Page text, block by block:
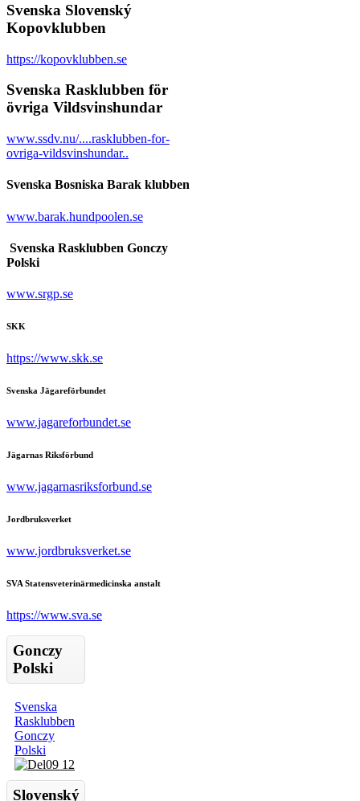
Svenska Slovenský
Kopovklubben
https://kopovklubben.se
Svenska Rasklubben för
övriga Vildsvinshundar
www.ssdv.nu/....rasklubben-for-
ovriga-vildsvinshundar..
Svenska Bosniska Barak klubben
www.barak.hundpoolen.se
Svenska Rasklubben Gonczy
Polski
www.srgp.se
SKK
https://www.skk.se
Svenska Jägareförbundet
www.jagareforbundet.se
Jägarnas Riksförbund
www.jagarnasriksforbund.se
Jordbruksverket
www.jordbruksverket.se
SVA Statensveterinärmedicinska anstalt
https://www.sva.se
Gonczy
Polski
Svenska
Rasklubben
Gonczy
Polski
Slovenský